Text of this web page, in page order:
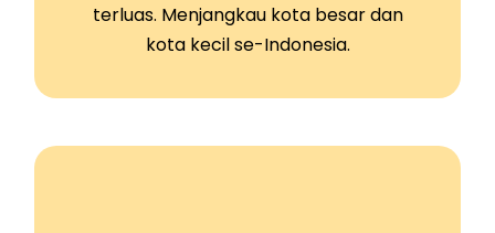
terluas. Menjangkau kota besar dan
kota kecil se-Indonesia.